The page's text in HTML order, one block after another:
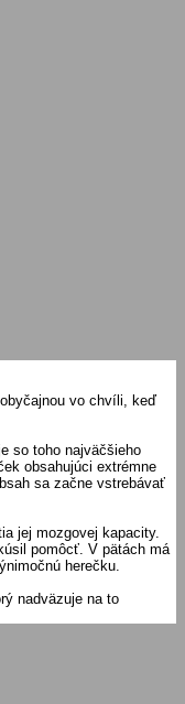
vo chvíli, keď
so toho najväčšieho
obsahujúci extrémne
sa začne vstrebávať
jej mozgovej kapacity.
pomôcť. V pätách má
herečku.
nadväzuje na to